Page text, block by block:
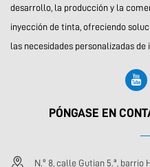
desarrollo, la producción y la
inyección de tinta, ofreciendo
las necesidades personalizadas
PÓNGASE EN
N.º 8, calle Gutian 5.ª, barrio